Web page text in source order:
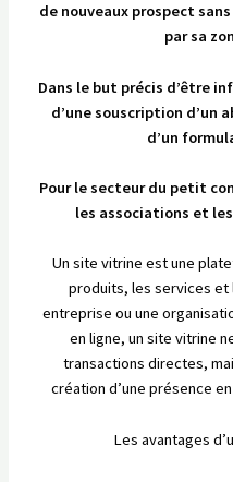
de nouveaux prospect
par sa
Dans le but précis d’être
d’une souscription d’un
d’un
Pour le secteur du petit
les associations et
Un site vitrine est une
produits, les services et
entreprise ou une
en ligne, un site vitrine
transactions directes,
création d’une présence
Les avantages